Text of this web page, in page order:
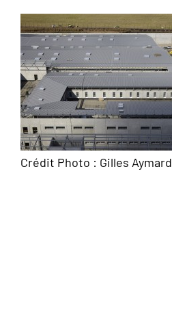
Crédit Photo : Gilles Aymard